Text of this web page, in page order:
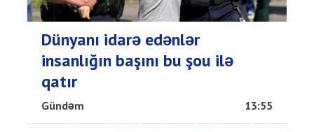
Dünyanı idarə edənlər
insanlığın başını bu şou ilə
qatır
Gündəm 13:55